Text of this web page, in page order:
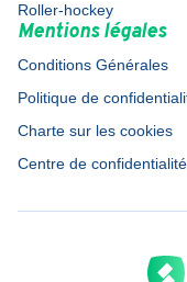
Roller-hockey
Mentions légales
Conditions Générales
Politique de
Charte sur les cookies
Centre de confidentialité